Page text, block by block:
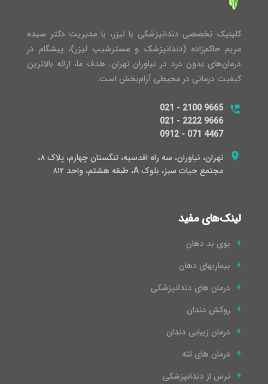
کلینیک تخصصی دندانپزشکی با لیزر، با مدیریت دکتر سیده
مریم حاکم‌زاده (دندانپزشک و مسترشیپ لیزر)، پیشگام در
درمان‌های بدون درد در نیاوران تهران. هدف ما، ارائه بالاترین
کیفیت درمانی در محیطی آرام‌بخش است.
021 - 2100 9665
021 - 2222 9666
0912 - 071 4467
تهران، نیاوران، سه راه اقدسیه، تنگستان چهارم، پلاک ۸،
مجتمع حیات سبز، بلوک A، طبقه هشتم، واحد ۸۱۲
لینک‌های مفید
بوی بد دهان
بیماریهای دهان
درمان های دندانپزشکی
روکش دندان
درمان زیبایی دندان
درمان های لثه
ترس از دندانپزشکی